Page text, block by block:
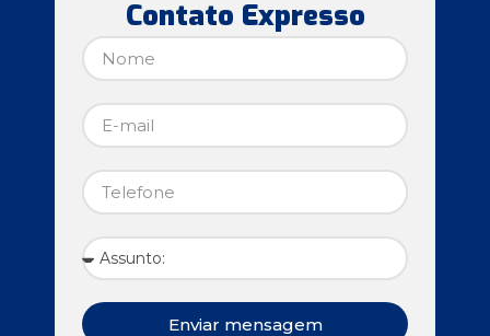
Contato Expresso
Enviar mensagem